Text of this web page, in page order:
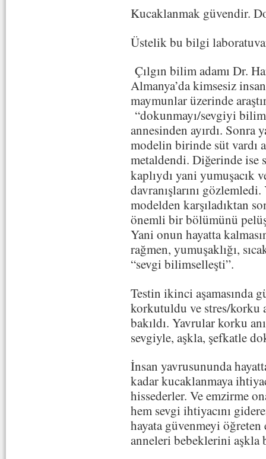
Kucaklanmak güvendir.
Üstelik bu bilgi
Çılgın bilim adamı Dr.
Almanya’da kimsesiz
maymunlar üzerinde
“dokunmayı/sevgiyi
annesinden ayırdı.
modelin birinde süt vardı
metaldendi. Diğerinde
kaplıydı yani yumuşacık
davranışlarını
modelden karşıladıktan
önemli bir bölümünü
Yani onun hayatta
rağmen, yumuşaklığı,
“sevgi bilimselleşti”.
Testin ikinci aşamasında
korkutuldu ve stres/korku
bakıldı. Yavrular korku
sevgiyle, aşkla, şefkatle
İnsan yavrusununda
kadar kucaklanmaya
hissederler. Ve emzirme
hem sevgi ihtiyacını
hayata güvenmeyi
anneleri bebeklerini aşkla